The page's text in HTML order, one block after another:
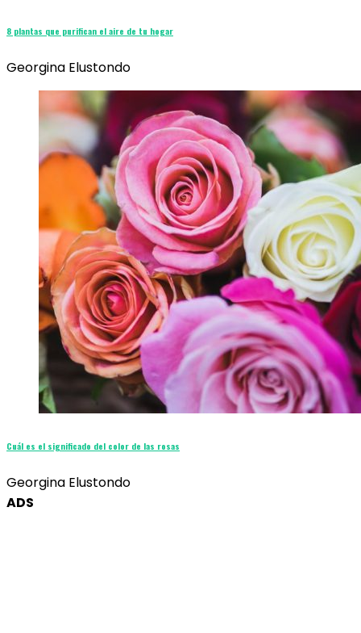
8 plantas que purifican el aire de tu hogar
Georgina Elustondo
Cuál es el significado del color de las rosas
Georgina Elustondo
ADS